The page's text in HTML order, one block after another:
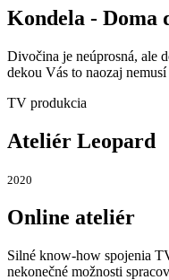
Kondela - Doma
Divočina je neúprosná, ale
dekou Vás to naozaj
TV produkcia
Ateliér Leopard
2020
Online ateliér
Silné know-how spojenia
nekonečné možnosti